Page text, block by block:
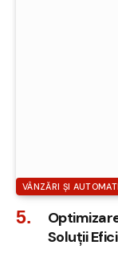
VÂNZĂRI ȘI
Soluții